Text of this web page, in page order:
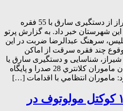
جانشین فرمانده انتظامی شيراز از دستگیری سارق با 55 فقره
شهرستان خبر داد. به گزارش پرتو
سرهنگ عبدالرضا ضربت در این
چند فقره سرقت از اماکن
شناسایی و دستگیری سارق يا
سارقان در دستور كار مأموران ماموران كلانتري 28 صدرا و پایگاه
انتظامي با اقدامات […]
دستگیری ۲ زن با ۱۰ کوکتل مولوتوف در